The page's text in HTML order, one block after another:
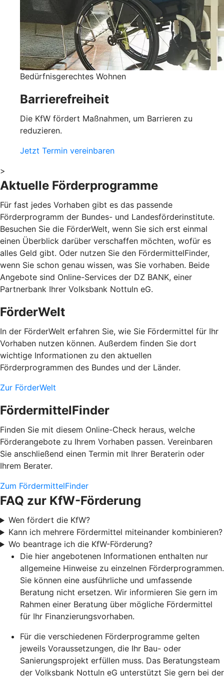
Bedürfnisgerechtes Wohnen
Barrierefreiheit
Die KfW fördert Maßnahmen, um Barrieren zu
reduzieren.
Jetzt Termin vereinbaren
>
Aktuelle Förderprogramme
Für fast jedes Vorhaben gibt es das passende
Förderprogramm der Bundes- und Landesförderinstitute.
Besuchen Sie die FörderWelt, wenn Sie sich erst einmal
einen Überblick darüber verschaffen möchten, wofür es
alles Geld gibt. Oder nutzen Sie den FördermittelFinder,
wenn Sie schon genau wissen, was Sie vorhaben. Beide
Angebote sind Online-Services der DZ BANK, einer
Partnerbank Ihrer Volksbank Nottuln eG.
FörderWelt
In der FörderWelt erfahren Sie, wie Sie Fördermittel für Ihr
Vorhaben nutzen können. Außerdem finden Sie dort
wichtige Informationen zu den aktuellen
Förderprogrammen des Bundes und der Länder.
Zur FörderWelt
FördermittelFinder
Finden Sie mit diesem Online-Check heraus, welche
Förderangebote zu Ihrem Vorhaben passen. Vereinbaren
Sie anschließend einen Termin mit Ihrer Beraterin oder
Ihrem Berater.
Zum FördermittelFinder
FAQ zur KfW-Förderung
Wen fördert die KfW?
Kann ich mehrere Fördermittel miteinander kombinieren?
Wo beantrage ich die KfW-Förderung?
Die hier angebotenen Informationen enthalten nur
allgemeine Hinweise zu einzelnen Förderprogrammen.
Sie können eine ausführliche und umfassende
Beratung nicht ersetzen. Wir informieren Sie gern im
Rahmen einer Beratung über mögliche Fördermittel
für Ihr Finanzierungsvorhaben.
Für die verschiedenen Förderprogramme gelten
jeweils Voraussetzungen, die Ihr Bau- oder
Sanierungsprojekt erfüllen muss. Das Beratungsteam
der Volksbank Nottuln eG unterstützt Sie gern bei der